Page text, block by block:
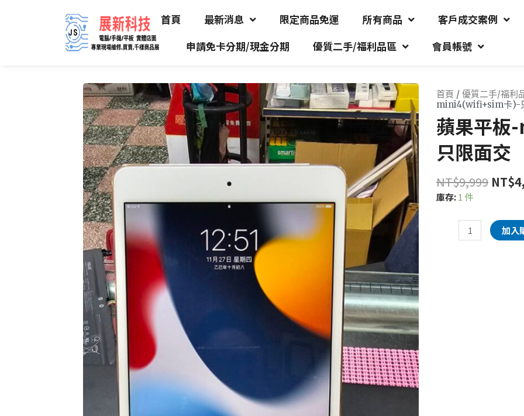
首頁 最新消息 限定商品免運 所有商品
客戶成交案例
申請免卡分期/現金分期
優質二手/福利品區 會員帳號
首頁 / 優質二手/福利
mini4(wifi+sim卡)-
蘋果平
只限面交
NT$9,999 NT$
庫存:1 件
加入